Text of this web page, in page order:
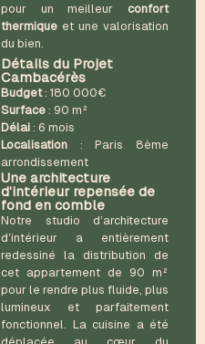
pour un meilleur confort
thermique et une valorisation
du bien.
Détails du Projet
Cambacérès
Budget: 180 000€
Surface : 90 m²
Délai : 6 mois
Localisation : Paris 8ème
arrondissement
Une architecture
d'intérieur repensée de
fond en comble
Notre studio d’architecture
d’intérieur a entièrement
redessiné la distribution de
cet appartement de 90 m²
pour le rendre plus fluide, plus
lumineux et parfaitement
fonctionnel. La cuisine a été